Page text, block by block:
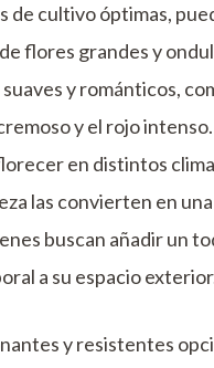
de cultivo óptimas,
flores grandes y
y románticos,
y el rojo intenso.
en distintos
las convierten en
buscan añadir un
a su espacio
y resistentes